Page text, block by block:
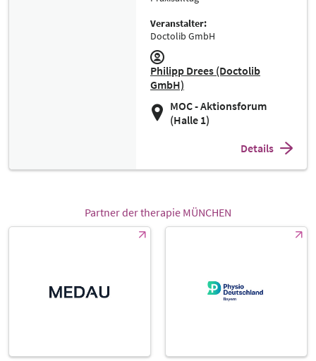
Veranstalter:
Doctolib GmbH
Philipp Drees (Doctolib
GmbH)
MOC - Aktionsforum
(Halle 1)
Details
Partner der therapie MÜNCHEN